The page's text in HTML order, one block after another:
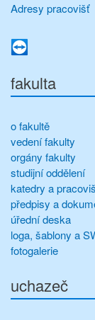
Adresy pracovišť
fakulta
o fakultě
vedení fakulty
orgány fakulty
studijní oddělení
katedry a
předpisy a
úřední deska
loga, šablony a
fotogalerie
uchazeč